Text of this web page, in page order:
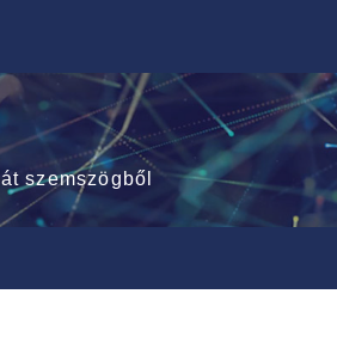
szemszögből